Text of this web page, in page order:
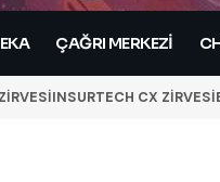
ÇAĞRI MERKEZI
INSURTECH CX ZİRVESİ